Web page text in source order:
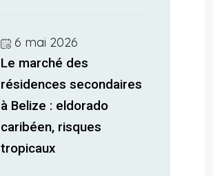
6 mai 2026
Le marché des
résidences secondaires
à Belize : eldorado
caribéen, risques
tropicaux